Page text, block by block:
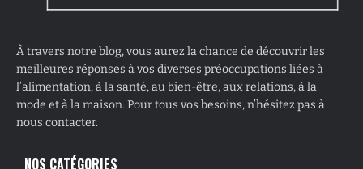
À travers notre blog, vous aurez la chance de découvrir les
meilleures réponses à vos diverses préoccupations liées à
l’alimentation, à la santé, au bien-être, aux relations, à la
mode et à la maison. Pour tous vos besoins, n’hésitez pas à
nous contacter.
NOS CATÉGORIES